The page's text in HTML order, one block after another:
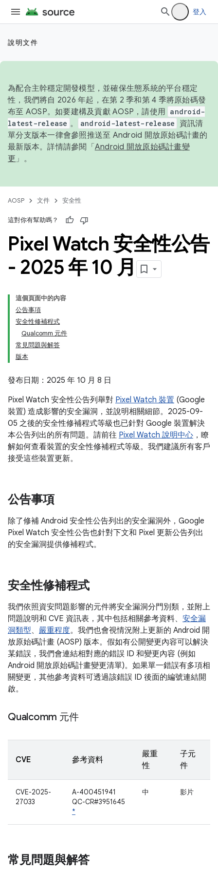
登入
說明文件
為配合主幹穩定開發模型，並確保生態系統的平台穩定
性，我們將自 2026 年起，在第 2 季和第 4 季將原始碼發
布至 AOSP。如要建構及貢獻 AOSP，請使用 android-
latest-release 。 android-latest-release
資訊清
單分支版本一律會參照推送至 Android 開放原始碼計畫的
最新版本。詳情請參閱「 Android 開放原始碼計畫變
更 」。
AOSP 文件 安全性
這對你有幫助嗎？
Pixel Watch 安全性公告
- 2025 年 10 月
這個頁面中的內容
公告事項
安全性修補程式
Qualcomm 元件
常見問題與解答
版本
發布日期：2025 年 10 月 8 日
Pixel Watch 安全性公告列舉對 Pixel Watch 裝置 (Google
裝置) 造成影響的安全漏洞，並說明相關細節。2025-09-
05 之後的安全性修補程式等級也已針對 Google 裝置解決
本公告列出的所有問題。請前往 Pixel Watch 說明中心 ，瞭
解如何查看裝置的安全性修補程式等級。我們建議所有客戶
接受這些裝置更新。
公告事項
除了修補 Android 安全性公告列出的安全漏洞外，Google
Pixel Watch 安全性公告也針對下文和 Pixel 更新公告列出
的安全漏洞提供修補程式。
安全性修補程式
我們依照資安問題影響的元件將安全漏洞分門別類，並附上
問題說明和 CVE 資訊表，其中包括相關參考資料、 安全漏
洞類型、 嚴重程度。我們也會視情況附上更新的 Android 開
放原始碼計畫 (AOSP) 版本。假如有公開變更內容可以解決
某錯誤，我們會連結相對應的錯誤 ID 和變更內容 (例如
Android 開放原始碼計畫變更清單)。如果單一錯誤有多項相
關變更，其他參考資料可透過該錯誤 ID 後面的編號連結開
啟。
Qualcomm 元件
CVE 參考資料
嚴重
性
子元
件
CVE-2025-
27033
A-400451941
QC-CR#3951645
*
中 影片
常見問題與解答